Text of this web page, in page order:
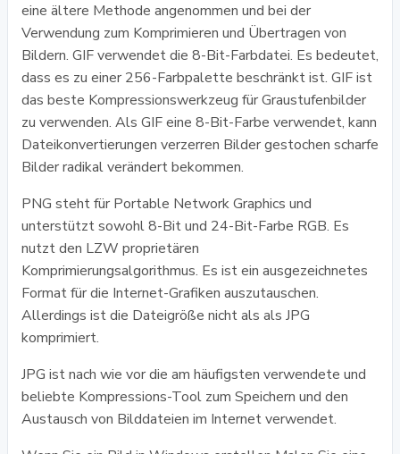
eine ältere Methode angenommen und bei der
Verwendung zum Komprimieren und Übertragen von
Bildern. GIF verwendet die 8-Bit-Farbdatei. Es bedeutet,
dass es zu einer 256-Farbpalette beschränkt ist. GIF ist
das beste Kompressionswerkzeug für Graustufenbilder
zu verwenden. Als GIF eine 8-Bit-Farbe verwendet, kann
Dateikonvertierungen verzerren Bilder gestochen scharfe
Bilder radikal verändert bekommen.
PNG steht für Portable Network Graphics und
unterstützt sowohl 8-Bit und 24-Bit-Farbe RGB. Es
nutzt den LZW proprietären
Komprimierungsalgorithmus. Es ist ein ausgezeichnetes
Format für die Internet-Grafiken auszutauschen.
Allerdings ist die Dateigröße nicht als als JPG
komprimiert.
JPG ist nach wie vor die am häufigsten verwendete und
beliebte Kompressions-Tool zum Speichern und den
Austausch von Bilddateien im Internet verwendet.